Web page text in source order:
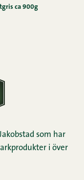
ca 900g
som har
i över